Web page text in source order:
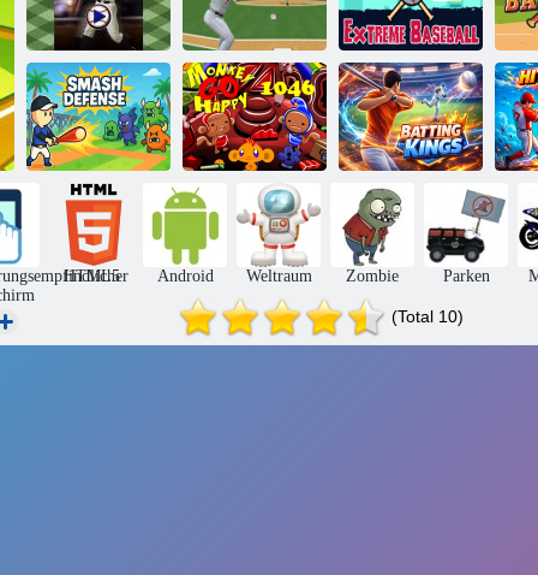
Baseball Pro
Baseball -
Klassiker
Extremer
Baseball
Smash-
Verteidigung
Monkey Go
Happy Bühne
1046
Schlagkönige
HTML5 Android Weltraum Zombie Parken
(Total 10)